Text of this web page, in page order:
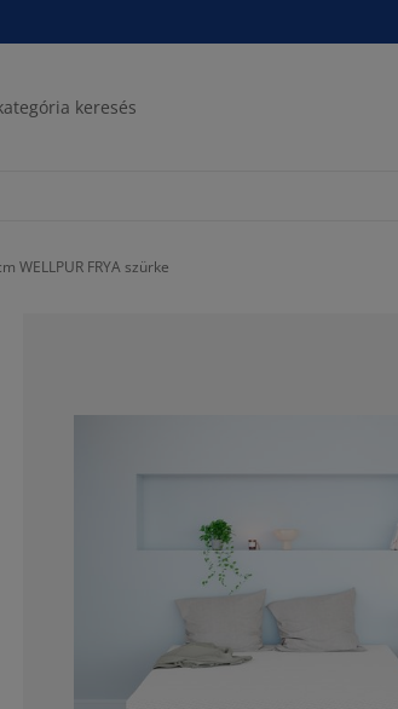
WELLPUR FRYA szürke